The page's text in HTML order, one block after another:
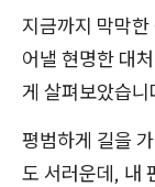
지금까지 막막
어낼 현명한 대
게 살펴보았습니
평범하게 길을
도 서러운데, 내